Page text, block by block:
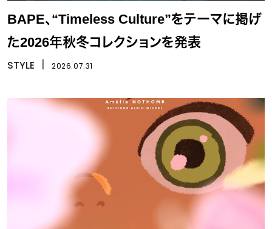
BAPE、“Timeless Culture”をテーマに掲げ
た2026年秋冬コレクションを発表
STYLE 2026.07.31